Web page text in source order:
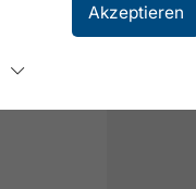
Akzeptieren